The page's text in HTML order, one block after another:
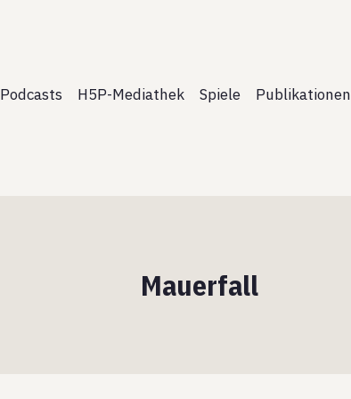
Podcasts H5P-Mediathek Spiele Publikationen
Mauerfall